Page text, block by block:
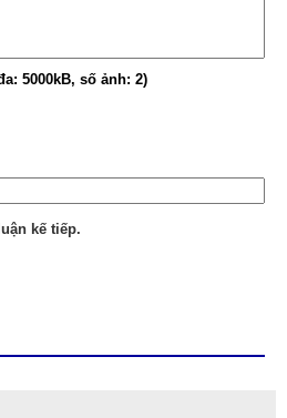
5000kB, số ảnh: 2)
kế tiếp.